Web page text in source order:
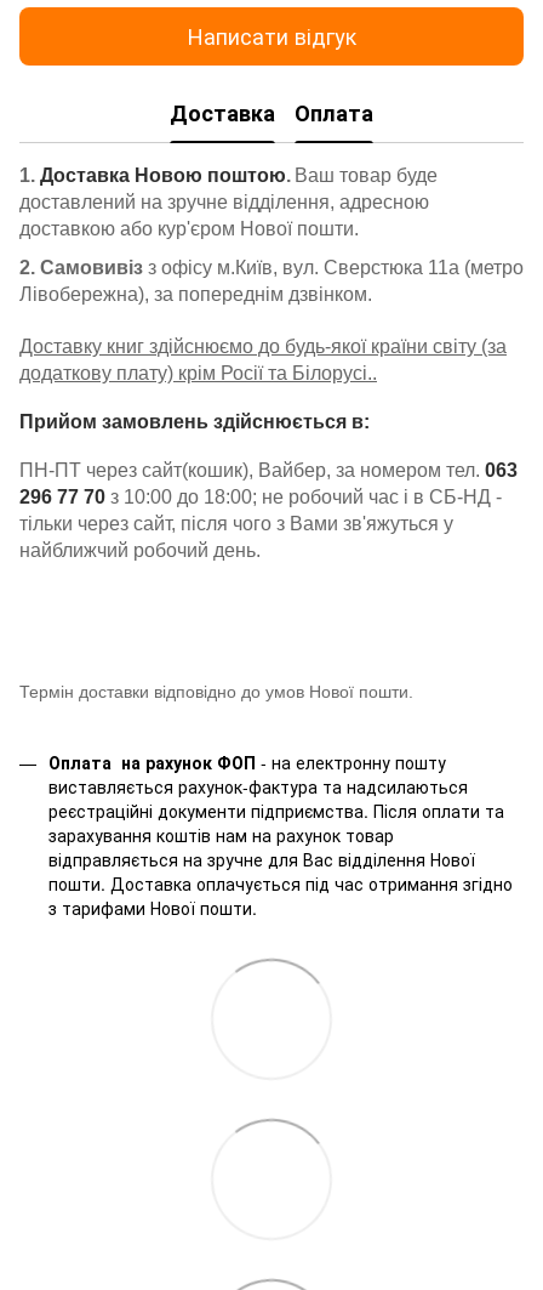
Написати відгук
Доставка Оплата
1. Доставка Новою поштою. Ваш товар буде
доставлений на зручне відділення, адресною
доставкою або кур'єром Нової пошти.
2. Самовивіз з офісу м.Київ, вул. Сверстюка 11а (метро
Лівобережна), за попереднім дзвінком.
Доставку книг здійснюємо до будь-якої країни світу (за
додаткову плату) крім Росії та Білорусі..
Прийом замовлень здійснюється в:
ПН-ПТ через сайт(кошик), Вайбер, за номером тел. 063
296 77 70 з 10:00 до 18:00; не робочий час і в СБ-НД -
тільки через сайт, після чого з Вами зв'яжуться у
найближчий робочий день.
Термін доставки відповідно до умов Нової пошти.
Оплата на рахунок ФОП - на електронну пошту
виставляється рахунок-фактура та надсилаються
реєстраційні документи підприємства. Після оплати та
зарахування коштів нам на рахунок товар
відправляється на зручне для Вас відділення Нової
пошти. Доставка оплачується під час отримання згідно
з тарифами Нової пошти.